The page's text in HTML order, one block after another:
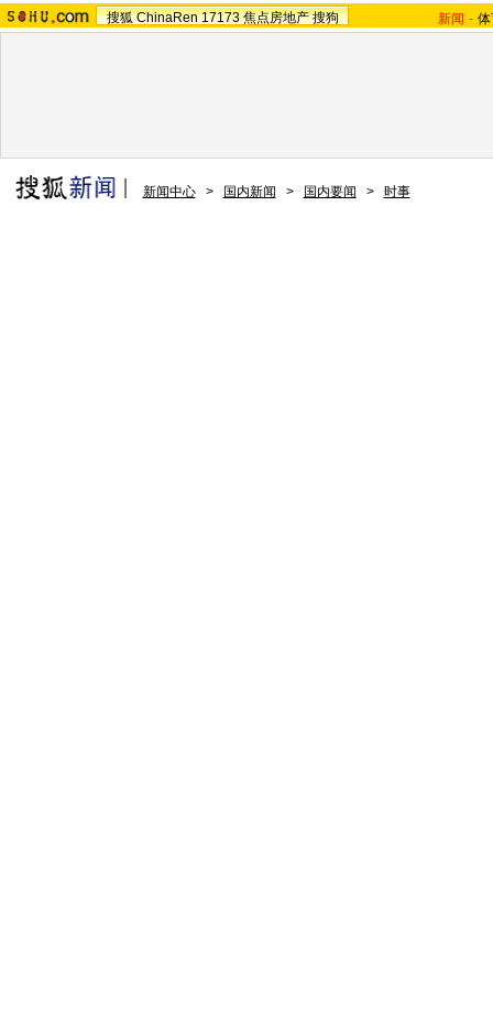
搜狐 ChinaRen 17173 焦点房地产 搜狗 新闻 -
新闻中心 > 国内新闻 > 国内要闻 > 时事